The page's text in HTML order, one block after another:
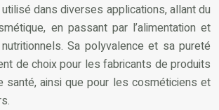
dans diverses applications, allant du
en passant par l’alimentation et
Sa polyvalence et sa pureté
de choix pour les fabricants de produits
santé, ainsi que pour les cosméticiens et